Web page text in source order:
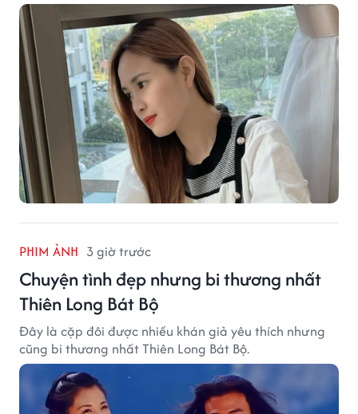
PHIM ẢNH 3 giờ trước
Chuyện tình đẹp nhưng bi thương nhất
Thiên Long Bát Bộ
Đây là cặp đôi được nhiều khán giả yêu thích nhưng
cũng bi thương nhất Thiên Long Bát Bộ.